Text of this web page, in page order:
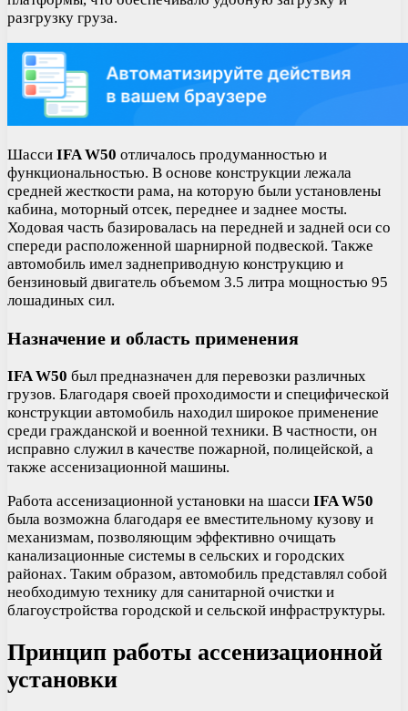
разгрузку груза.
Шасси IFA W50 отличалось продуманностью и
функциональностью. В основе конструкции лежала
средней жесткости рама, на которую были установлены
кабина, моторный отсек, переднее и заднее мосты.
Ходовая часть базировалась на передней и задней оси со
спереди расположенной шарнирной подвеской. Также
автомобиль имел заднеприводную конструкцию и
бензиновый двигатель объемом 3.5 литра мощностью 95
лошадиных сил.
Назначение и область применения
IFA W50 был предназначен для перевозки различных
грузов. Благодаря своей проходимости и специфической
конструкции автомобиль находил широкое применение
среди гражданской и военной техники. В частности, он
исправно служил в качестве пожарной, полицейской, а
также ассенизационной машины.
Работа ассенизационной установки на шасси IFA W50
была возможна благодаря ее вместительному кузову и
механизмам, позволяющим эффективно очищать
канализационные системы в сельских и городских
районах. Таким образом, автомобиль представлял собой
необходимую технику для санитарной очистки и
благоустройства городской и сельской инфраструктуры.
Принцип работы ассенизационной
установки